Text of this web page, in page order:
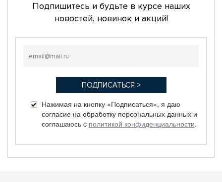
Подпишитесь и будьте в курсе наших
новостей, новинок и акций!
Нажимая на кнопку «Подписаться», я даю
согласие на обработку персональных данных и
соглашаюсь c политикой конфиденциальности.